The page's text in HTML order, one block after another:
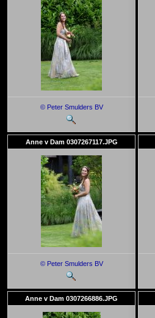
© Peter Smulders BV
Anne v Dam 0307267117.JPG
© Peter Smulders BV
Anne v Dam 0307266886.JPG